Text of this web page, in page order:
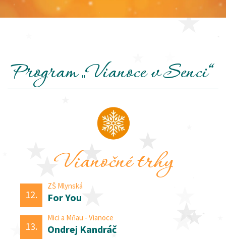
Program „Vianoce v Senci“
Vianočné trhy
12.
ZŠ Mlynská
For You
13.
Mici a Mňau - Vianoce
Ondrej Kandráč